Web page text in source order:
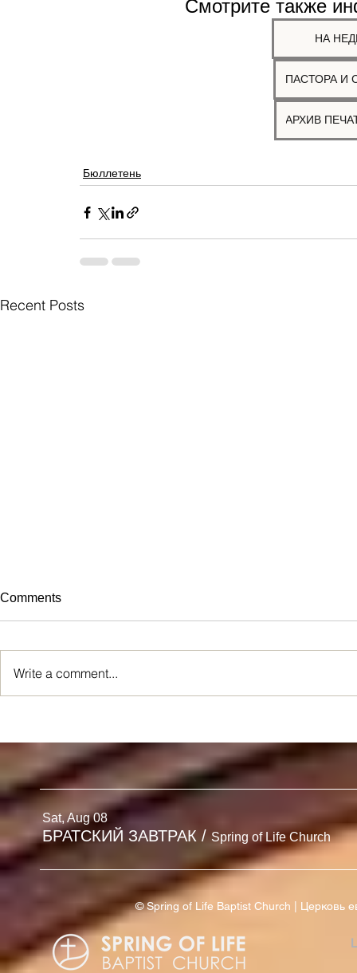
Смотрите также
НА
ПАСТОРА И
Бюллетень
Recent Posts
'26
Comments
Write a comment...
Sat, Aug 08
БРАТСКИЙ ЗАВТРАК / Spring of Life Church
© Spring of Life Baptist Church | Церковь